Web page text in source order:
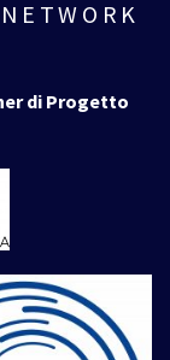
di Progetto